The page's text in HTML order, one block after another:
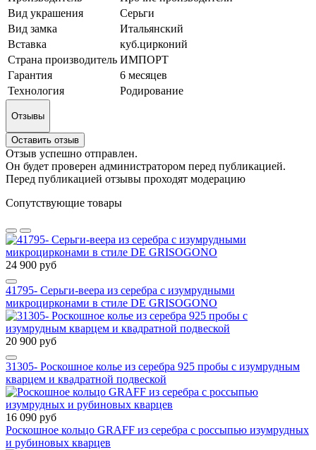
Вид украшения
Серьги
Вид замка
Итальянский
Вставка
куб.цирконий
Страна производитель ИМПОРТ
Гарантия
6 месяцев
Технология
Родирование
Отзывы
Оставить отзыв
Отзыв успешно отправлен.
Он будет проверен администратором перед публикацией.
Перед публикацией отзывы проходят модерацию
Сопутствующие товары
24 900 руб
41795- Серьги-веера из серебра с изумрудными
микроцирконами в стиле DE GRISOGONO
20 900 руб
31305- Роскошное колье из серебра 925 пробы с изумрудным
кварцем и квадратной подвеской
16 090 руб
Роскошное кольцо GRAFF из серебра с россыпью изумрудных
и рубиновых кварцев